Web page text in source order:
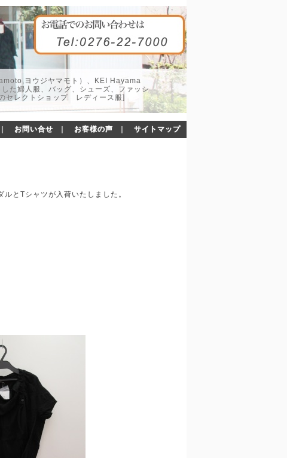
ヨウジヤマモト）、KEI Hayama
た婦人服、バッグ、シューズ、ファッシ
セレクトショップ レディース服]
お問い合せ お客様の声 サイトマップ
とTシャツが入荷いたしました。